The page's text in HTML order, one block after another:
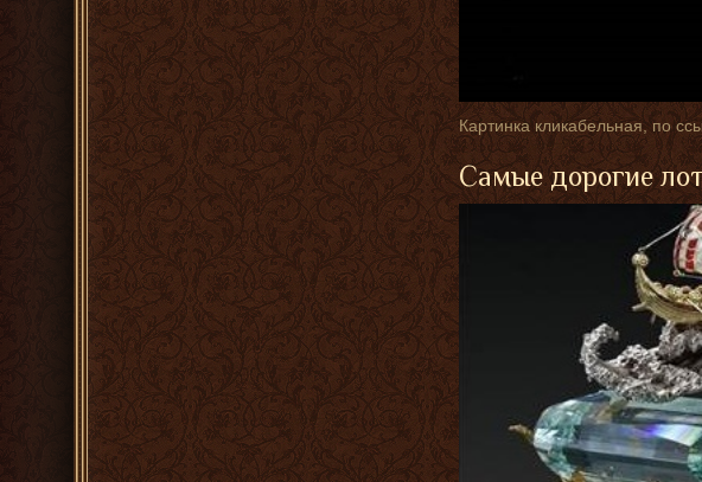
Картинка кликабельная, по
Самые дорогие